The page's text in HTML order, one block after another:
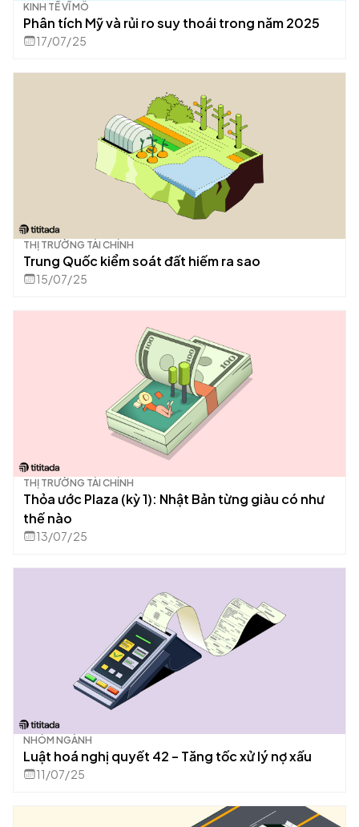
KINH TẾ VĨ MÔ
Phân tích Mỹ và rủi ro suy thoái trong năm 2025
17/07/25
THỊ TRƯỜNG TÀI CHÍNH
Trung Quốc kiểm soát đất hiếm ra sao
15/07/25
THỊ TRƯỜNG TÀI CHÍNH
Thỏa ước Plaza (kỳ 1): Nhật Bản từng giàu có như
thế nào
13/07/25
NHÓM NGÀNH
Luật hoá nghị quyết 42 – Tăng tốc xử lý nợ xấu
11/07/25